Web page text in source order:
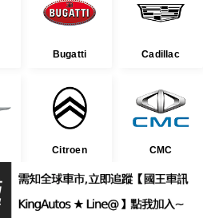
Bugatti Cadillac
Citroen CMC